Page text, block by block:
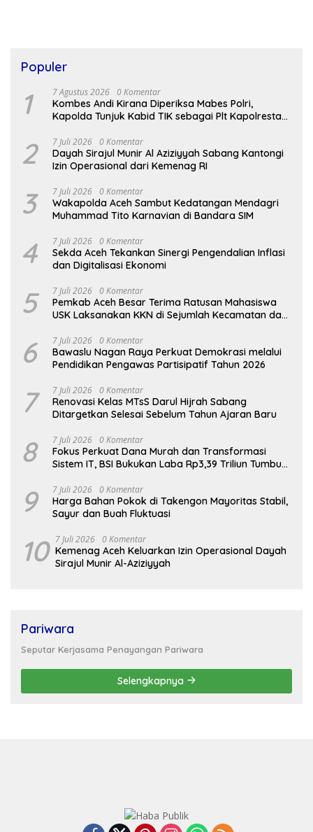
Populer
1 7 Agustus 2026 0 Komentar
Kombes Andi Kirana Diperiksa Mabes Polri,
Kapolda Tunjuk Kabid TIK sebagai Plt Kapolresta
2 7 Juli 2026 0 Komentar
Dayah Sirajul Munir Al Aziziyyah Sabang Kantongi
Izin Operasional dari Kemenag RI
3 7 Juli 2026 0 Komentar
Wakapolda Aceh Sambut Kedatangan Mendagri
Muhammad Tito Karnavian di Bandara SIM
4 7 Juli 2026 0 Komentar
Sekda Aceh Tekankan Sinergi Pengendalian Inflasi
dan Digitalisasi Ekonomi
5 7 Juli 2026 0 Komentar
Pemkab Aceh Besar Terima Ratusan Mahasiswa
USK Laksanakan KKN di Sejumlah Kecamatan dan
6 7 Juli 2026 0 Komentar
Bawaslu Nagan Raya Perkuat Demokrasi melalui
Pendidikan Pengawas Partisipatif Tahun 2026
7 7 Juli 2026 0 Komentar
Renovasi Kelas MTsS Darul Hijrah Sabang
Ditargetkan Selesai Sebelum Tahun Ajaran Baru
8 7 Juli 2026 0 Komentar
Fokus Perkuat Dana Murah dan Transformasi
Sistem IT, BSI Bukukan Laba Rp3,39 Triliun Tumbuh
9 7 Juli 2026 0 Komentar
Harga Bahan Pokok di Takengon Mayoritas Stabil,
Sayur dan Buah Fluktuasi
10 7 Juli 2026 0 Komentar
Kemenag Aceh Keluarkan Izin Operasional Dayah
Sirajul Munir Al-Aziziyyah
Pariwara
Seputar Kerjasama Penayangan Pariwara
Selengkapnya